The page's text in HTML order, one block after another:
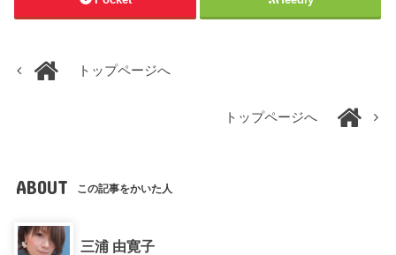
トップページへ
トップページへ
ABOUT この記事をかいた人
三浦 由寛子